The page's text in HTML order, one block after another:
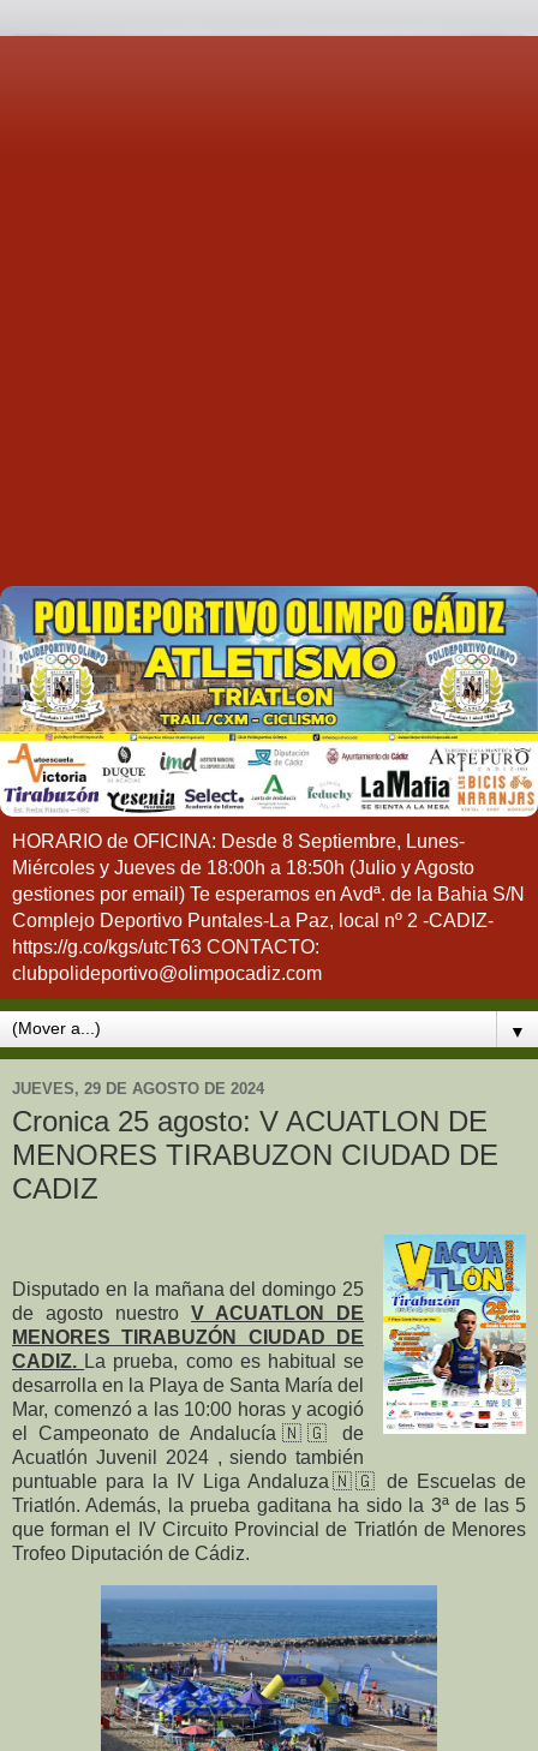
HORARIO de OFICINA: Desde 8 Septiembre, Lunes-
Miércoles y Jueves de 18:00h a 18:50h (Julio y Agosto
gestiones por email) Te esperamos en Avdª. de la Bahia S/N
Complejo Deportivo Puntales-La Paz, local nº 2 -CADIZ-
https://g.co/kgs/utcT63 CONTACTO:
clubpolideportivo@olimpocadiz.com
▼
JUEVES, 29 DE AGOSTO DE 2024
Cronica 25 agosto: V ACUATLON DE
MENORES TIRABUZON CIUDAD DE
CADIZ
Disputado en la mañana del domingo 25
de agosto nuestroV ACUATLON DE
MENORES TIRABUZÓN CIUDAD DE
CADIZ. La prueba, como es habitual se
desarrolla en la Playa de Santa María del
Mar, comenzó a las 10:00 horas y acogió
el Campeonato de Andalucía 🇳🇬
de
Acuatlón Juvenil 2024 , siendo también
puntuable para la IV Liga Andaluza🇳🇬 de Escuelas de
Triatlón. Además, la prueba gaditana ha sido la 3ª de las 5
que forman el IV Circuito Provincial de Triatlón de Menores
Trofeo Diputación de Cádiz.